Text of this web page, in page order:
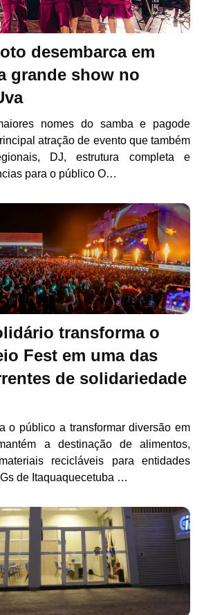
desembarca em
grande show no
nomes do samba e pagode
atração de evento que também
DJ, estrutura completa e
para o público O…
transforma o
Fest em uma das
de solidariedade
o público a transformar diversão em
a destinação de alimentos,
recicláveis para entidades
de Itaquaquecetuba …